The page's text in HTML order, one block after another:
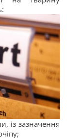
із зазначення